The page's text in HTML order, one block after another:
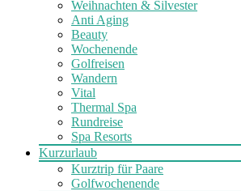
Weihnachten & Silvester
Anti Aging
Beauty
Wochenende
Golfreisen
Wandern
Vital
Thermal Spa
Rundreise
Spa Resorts
Kurzurlaub
Kurztrip für Paare
Golfwochenende